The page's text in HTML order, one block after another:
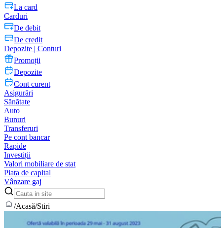
La card
Carduri
De debit
De credit
Depozite | Conturi
Promoții
Depozite
Cont curent
Asigurări
Sănătate
Auto
Bunuri
Transferuri
Pe cont bancar
Rapide
Investiții
Valori mobiliare de stat
Piața de capital
Vânzare gaj
/Acasă/Stiri